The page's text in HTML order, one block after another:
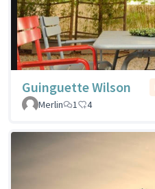
Guinguette Wilson
Merlin
1 4